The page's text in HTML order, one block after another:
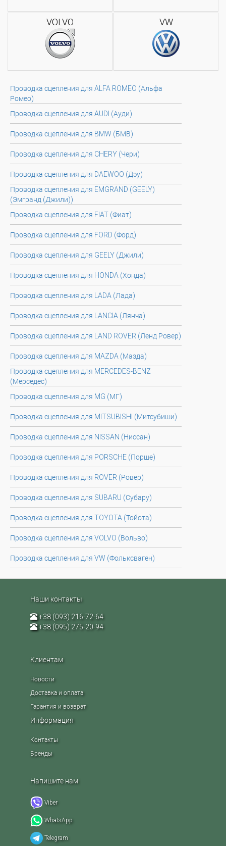
VOLVO VW
Проводка сцепления для ALFA ROMEO (Альфа
Ромео)
Проводка сцепления для AUDI (Ауди)
Проводка сцепления для BMW (БМВ)
Проводка сцепления для CHERY (Чери)
Проводка сцепления для DAEWOO (Дэу)
Проводка сцепления для EMGRAND (GEELY)
(Эмгранд (Джили))
Проводка сцепления для FIAT (Фиат)
Проводка сцепления для FORD (Форд)
Проводка сцепления для GEELY (Джили)
Проводка сцепления для HONDA (Хонда)
Проводка сцепления для LADA (Лада)
Проводка сцепления для LANCIA (Лянча)
Проводка сцепления для LAND ROVER (Ленд Ровер)
Проводка сцепления для MAZDA (Мазда)
Проводка сцепления для MERCEDES-BENZ
(Мерседес)
Проводка сцепления для MG (МГ)
Проводка сцепления для MITSUBISHI (Митсубиши)
Проводка сцепления для NISSAN (Ниссан)
Проводка сцепления для PORSCHE (Порше)
Проводка сцепления для ROVER (Ровер)
Проводка сцепления для SUBARU (Субару)
Проводка сцепления для TOYOTA (Тойота)
Проводка сцепления для VOLVO (Вольво)
Проводка сцепления для VW (Фольксваген)
Наши контакты
+38 (093) 216-72-64
+38 (095) 275-20-94
Клиентам
Новости
Доставка и оплата
Гарантия и возврат
Информация
Контакты
Бренды
Напишите нам
Viber
WhatsApp
Telegram